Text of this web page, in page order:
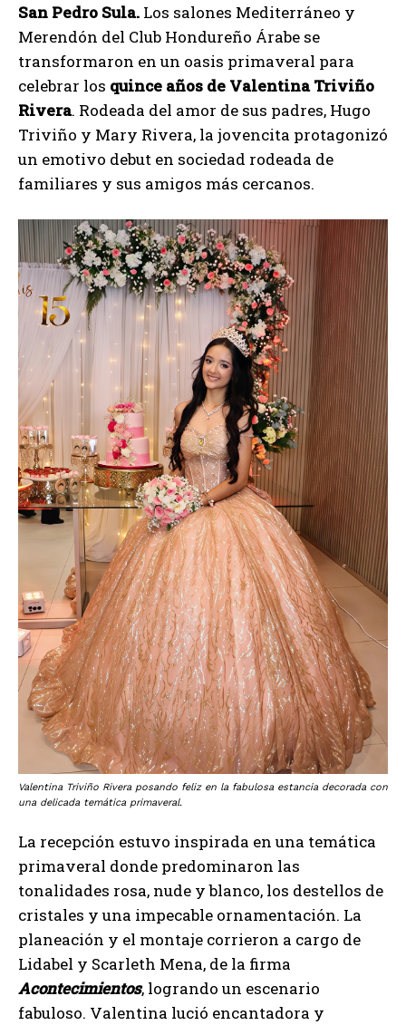
San Pedro Sula. Los salones Mediterráneo y
Merendón del Club Hondureño Árabe se
transformaron en un oasis primaveral para
celebrar los quince años de Valentina Triviño
Rivera. Rodeada del amor de sus padres, Hugo
Triviño y Mary Rivera, la jovencita protagonizó
un emotivo debut en sociedad rodeada de
familiares y sus amigos más cercanos.
Valentina Triviño Rivera posando feliz en la fabulosa estancia decorada con
una delicada temática primaveral.
La recepción estuvo inspirada en una temática
primaveral donde predominaron las
tonalidades rosa, nude y blanco, los destellos de
cristales y una impecable ornamentación. La
planeación y el montaje corrieron a cargo de
Lidabel y Scarleth Mena, de la firma
Acontecimientos, logrando un escenario
fabuloso. Valentina lució encantadora y